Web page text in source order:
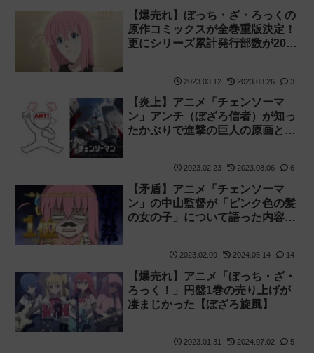
【爆売れ】ぼっち・ざ・ろっくの
原作コミックスが全巻重版決定！
更にシリーズ累計発行部数が200
2023.03.12 2023.03.26 3
【炎上】アニメ「チェンソーマ
ン」アンチ（ぼざろ信者）が知っ
たかぶりで進撃の巨人の原画と
2023.02.23 2023.08.06 6
【矛盾】アニメ「チェンソーマ
ン」の中山監督が「ピンク色の髪
の女の子」について語った内容が
2023.02.09 2024.05.14 14
【爆売れ】アニメ「ぼっち・ざ・
ろっく！」円盤1巻の売り上げが
凄まじかった【ぼざろ旋風】
2023.01.31 2024.07.02 5